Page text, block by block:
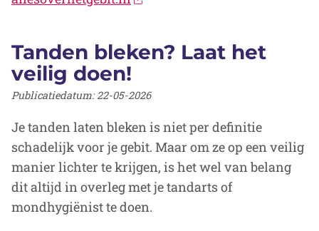
Tanden bleken? Laat het
veilig doen!
Publicatiedatum:22-05-2026
Je tanden laten bleken is niet per definitie
schadelijk voor je gebit. Maar om ze op een veilig
manier lichter te krijgen, is het wel van belang
dit altijd in overleg met je tandarts of
mondhygiënist te doen.